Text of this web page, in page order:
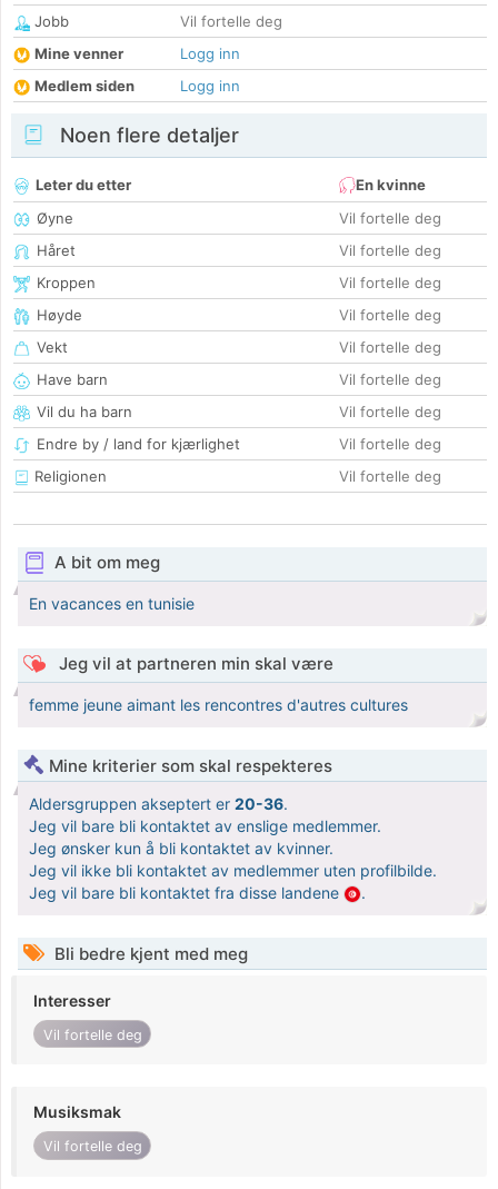
Jobb
Vil fortelle deg
Mine venner
Logg inn
Medlem siden
Logg inn
Noen flere detaljer
Leter du etter
En kvinne
Øyne
Vil fortelle deg
Håret
Vil fortelle deg
Kroppen
Vil fortelle deg
Høyde
Vil fortelle deg
Vekt
Vil fortelle deg
Have barn
Vil fortelle deg
Vil du ha barn
Vil fortelle deg
Endre by / land for kjærlighet
Vil fortelle deg
Religionen
Vil fortelle deg
A bit om meg
En vacances en tunisie
Jeg vil at partneren min skal være
femme jeune aimant les rencontres d'autres cultures
Mine kriterier som skal respekteres
Aldersgruppen akseptert er 20-36.
Jeg vil bare bli kontaktet av enslige medlemmer.
Jeg ønsker kun å bli kontaktet av kvinner.
Jeg vil ikke bli kontaktet av medlemmer uten profilbilde.
Jeg vil bare bli kontaktet fra disse landene
.
Bli bedre kjent med meg
Interesser
Vil fortelle deg
Musiksmak
Vil fortelle deg